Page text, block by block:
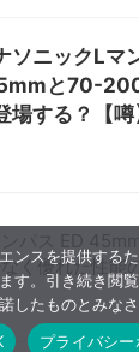
ソニックLマ
と70-
場する？【噂
く優れた性能
ンスを提供する
す。引き続き閲
したものとみなさ
プライバシー